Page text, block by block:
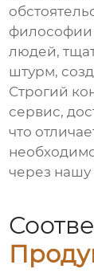
философии
людей,
штурм,
Строгий
сервис,
что
через нашу